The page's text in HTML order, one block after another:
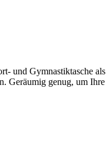
und Gymnastiktasche als
Geräumig genug, um Ihre